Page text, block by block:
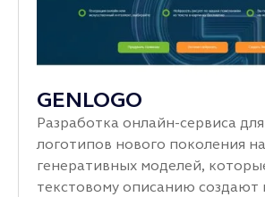
GENLOGO
Разработка онлайн‑сервиса
логотипов нового поколения
генеративных моделей,
текстовому описанию создают